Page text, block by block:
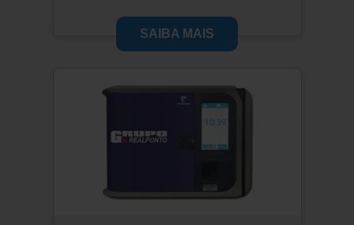
amigável e intuitiva com o usuário.
demonstram a dedicação e a
excelência deste relógio.
SAIBA MAIS